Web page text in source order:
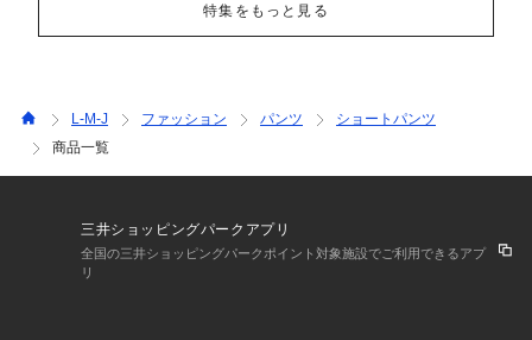
特集をもっと見る
L-M-J ファッション パンツ
ショートパンツ
商品一覧
三井ショッピングパークアプリ
全国の三井ショッピングパークポイント対象施設でご利用できるアプ
リ